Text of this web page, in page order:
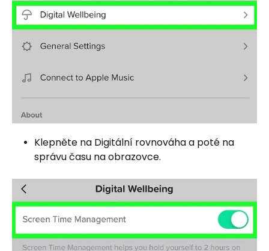
Klepněte na Digitální rovnováha a poté na
správu času na obrazovce.